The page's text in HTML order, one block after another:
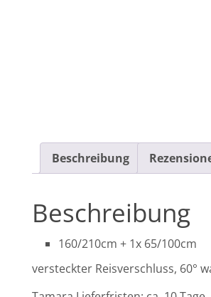
Beschreibung
Beschreibung
160/210cm + 1x 65/100cm
versteckter Reisverschluss, 60°